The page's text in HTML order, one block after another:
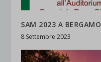
SAM 2023 A BERGAMO
8 Settembre 2023